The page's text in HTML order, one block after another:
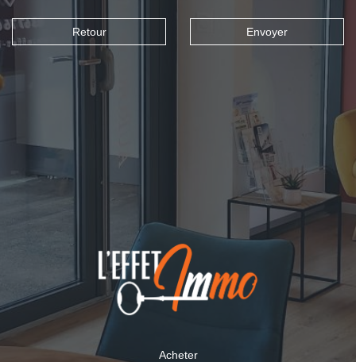
Retour Envoyer
Acheter